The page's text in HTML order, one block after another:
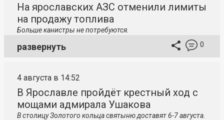
На ярославских АЗС отменили лимиты
на продажу топлива
Больше канистры не потребуются.
развернуть 0
4 августа в 14:52
В Ярославле пройдёт крестный ход с
мощами адмирала Ушакова
В столицуЗолотого кольца святыню доставят 6-7 августа.